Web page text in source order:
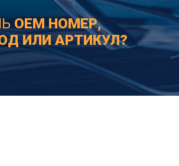
OEM НОМЕР,
ИЛИ АРТИКУЛ?